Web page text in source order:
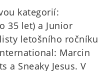
kategorií:
35 let) a Junior
letošního ročníku
Marcin
a Sneaky Jesus. V